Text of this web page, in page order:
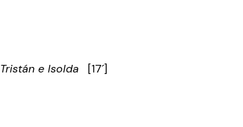
Tristán e Isolda [17´]